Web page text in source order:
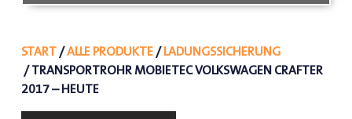
START/ALLE PRODUKTE/LADUNGSSICHERUNG
/ TRANSPORTROHR MOBIETEC VOLKSWAGEN CRAFTER
2017 – HEUTE